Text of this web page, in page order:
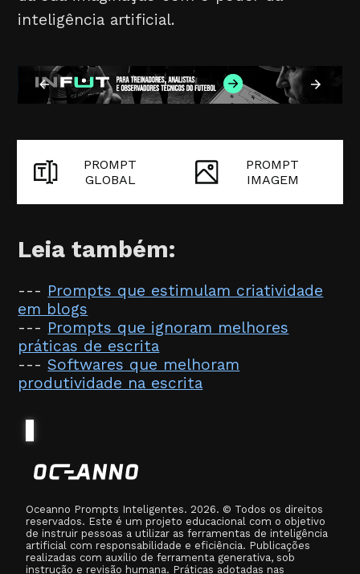
inteligência artificial.
PROMPT
GLOBAL
PROMPT
IMAGEM
Leia também:
--- Prompts que estimulam criatividade
em blogs
--- Prompts que ignoram melhores
práticas de escrita
---Softwares que melhoram
produtividade na escrita
Oceanno Prompts Inteligentes. 2026. © Todos os direitos
reservados. Este é um projeto educacional com o objetivo
de instruir pessoas a utilizar as ferramentas de inteligência
artificial com responsabilidade e eficiência. Publicações
realizadas com auxílio de ferramenta generativa, sob
instrução e revisão humana. Práticas adotadas nas